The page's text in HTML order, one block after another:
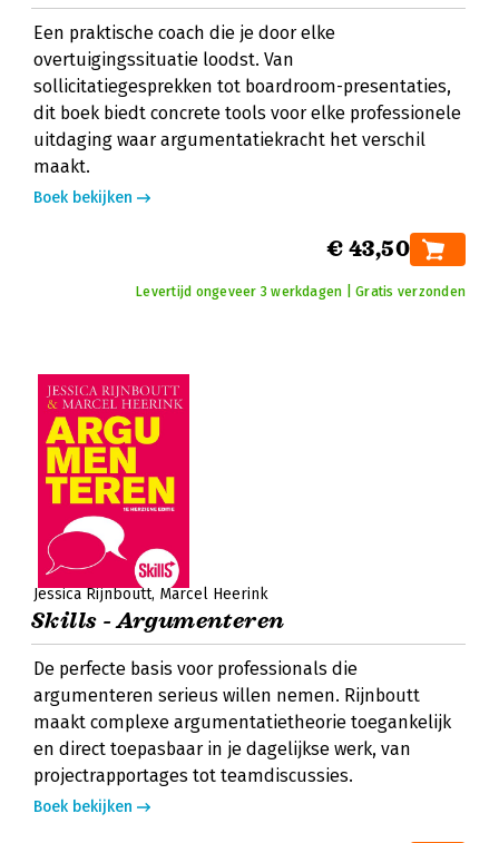
Een praktische coach die je door elke
overtuigingssituatie loodst. Van
sollicitatiegesprekken tot boardroom-presentaties,
dit boek biedt concrete tools voor elke professionele
uitdaging waar argumentatiekracht het verschil
maakt.
Boek bekijken
€ 43,50
Levertijd ongeveer 3 werkdagen | Gratis verzonden
Jessica Rijnboutt Marcel Heerink
Skills - Argumenteren
De perfecte basis voor professionals die
argumenteren serieus willen nemen. Rijnboutt
maakt complexe argumentatietheorie toegankelijk
en direct toepasbaar in je dagelijkse werk, van
projectrapportages tot teamdiscussies.
Boek bekijken